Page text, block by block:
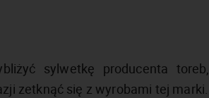
sylwetkę producenta toreb,
zetknąć się z wyrobami tej marki.